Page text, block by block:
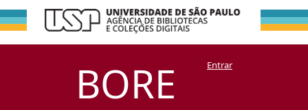
BORE
Filtrar por:
Assunto
DSpace/Manakin + CoriscoEntrar